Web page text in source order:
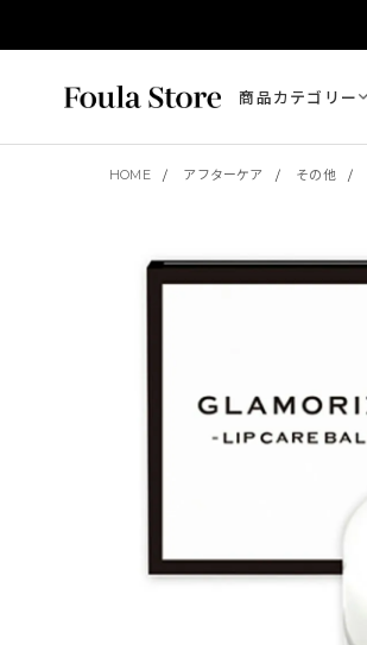
商品カテゴリー
HOME アフターケア その他